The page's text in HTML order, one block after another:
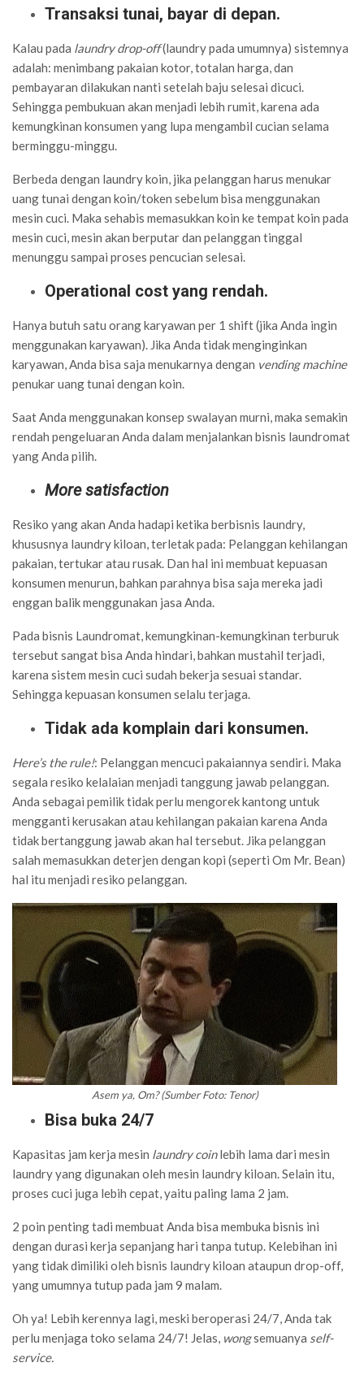
Transaksi tunai, bayar di depan.
Kalau pada laundry drop-off(laundry pada umumnya) sistemnya
adalah: menimbang pakaian kotor, totalan harga, dan
pembayaran dilakukan nanti setelah baju selesai dicuci.
Sehingga pembukuan akan menjadi lebih rumit, karena ada
kemungkinan konsumen yang lupa mengambil cucian selama
berminggu-minggu.
Berbeda dengan laundry koin, jika pelanggan harus menukar
uang tunai dengan koin/token sebelum bisa menggunakan
mesin cuci. Maka sehabis memasukkan koin ke tempat koin pada
mesin cuci, mesin akan berputar dan pelanggan tinggal
menunggu sampai proses pencucian selesai.
Operational cost yang rendah.
Hanya butuh satu orang karyawan per 1 shift (jika Anda ingin
menggunakan karyawan). Jika Anda tidak menginginkan
karyawan, Anda bisa saja menukarnya dengan vending machine
penukar uang tunai dengan koin.
Saat Anda menggunakan konsep swalayan murni, maka semakin
rendah pengeluaran Anda dalam menjalankan bisnis laundromat
yang Anda pilih.
More satisfaction
Resiko yang akan Anda hadapi ketika berbisnis laundry,
khususnya laundry kiloan, terletak pada: Pelanggan kehilangan
pakaian, tertukar atau rusak. Dan hal ini membuat kepuasan
konsumen menurun, bahkan parahnya bisa saja mereka jadi
enggan balik menggunakan jasa Anda.
Pada bisnis Laundromat, kemungkinan-kemungkinan terburuk
tersebut sangat bisa Anda hindari, bahkan mustahil terjadi,
karena sistem mesin cuci sudah bekerja sesuai standar.
Sehingga kepuasan konsumen selalu terjaga.
Tidak ada komplain dari konsumen.
Here’s the rule!: Pelanggan mencuci pakaiannya sendiri. Maka
segala resiko kelalaian menjadi tanggung jawab pelanggan.
Anda sebagai pemilik tidak perlu mengorek kantong untuk
mengganti kerusakan atau kehilangan pakaian karena Anda
tidak bertanggung jawab akan hal tersebut. Jika pelanggan
salah memasukkan deterjen dengan kopi (seperti Om Mr. Bean)
hal itu menjadi resiko pelanggan.
Asem ya, Om? (Sumber Foto: Tenor)
Bisa buka 24/7
Kapasitas jam kerja mesin laundry coinlebih lama dari mesin
laundry yang digunakan oleh mesin laundry kiloan. Selain itu,
proses cuci juga lebih cepat, yaitu paling lama 2 jam.
2 poin penting tadi membuat Anda bisa membuka bisnis ini
dengan durasi kerja sepanjang hari tanpa tutup. Kelebihan ini
yang tidak dimiliki oleh bisnis laundry kiloan ataupun drop-off,
yang umumnya tutup pada jam 9 malam.
Oh ya! Lebih kerennya lagi, meski beroperasi 24/7, Anda tak
perlu menjaga toko selama 24/7! Jelas, wongsemuanya self-
service.